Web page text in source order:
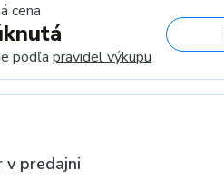
cena
podľa pravidel výkupu
v predajni